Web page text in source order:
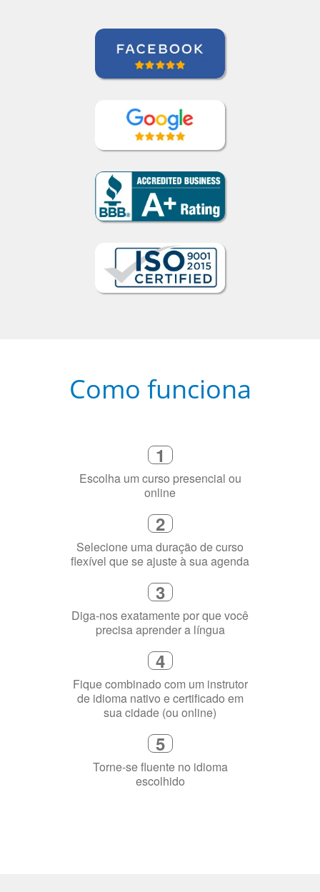
Como funciona
1
Escolha um curso presencial ou
online
2
Selecione uma duração de curso
flexível que se ajuste à sua agenda
3
Diga-nos exatamente por que você
precisa aprender a língua
4
Fique combinado com um instrutor
de idioma nativo e certificado em
sua cidade (ou online)
5
Torne-se fluente no idioma
escolhido